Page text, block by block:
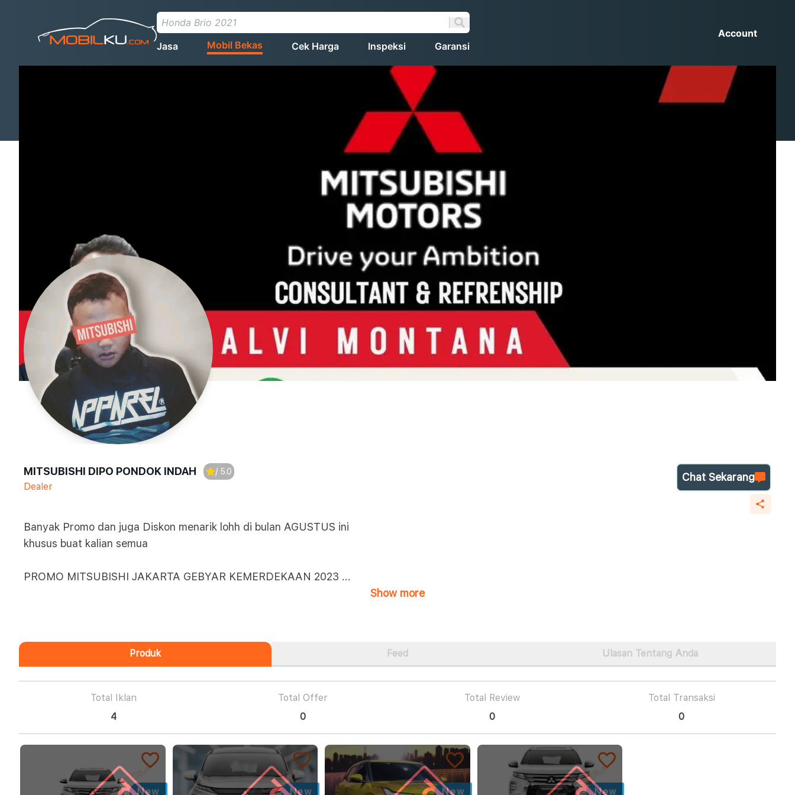
Jasa Mobil Bekas Cek Harga Inspeksi Garansi
Account
MITSUBISHI DIPO PONDOK INDAH / 5.0
Dealer
Chat Sekarang
Banyak Promo dan juga Diskon menarik lohh di bulan AGUSTUS ini
khusus buat kalian semua
PROMO MITSUBISHI JAKARTA GEBYAR KEMERDEKAAN 2023 ...
Show more
Produk Feed Ulasan Tentang Anda
Total Iklan
4
Total Offer
0
Total Review
0
Total Transaksi
0
New New New New